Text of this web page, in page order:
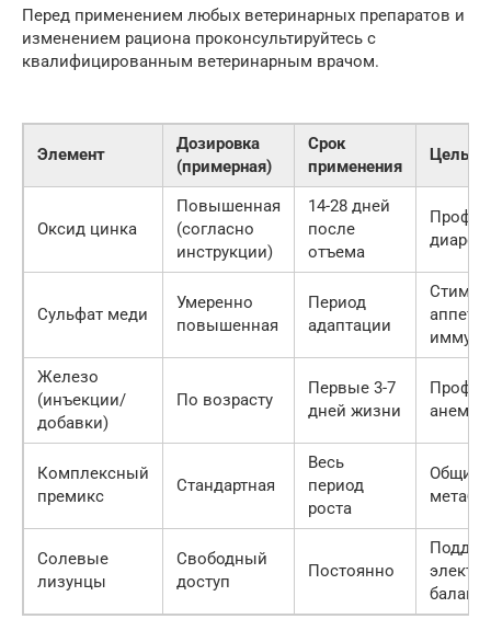
Перед применением любых ветеринарных препаратов и
изменением рациона проконсультируйтесь с
квалифицированным ветеринарным врачом.
Элемент
Дозировка
(примерная)
Срок
применения
Цель
Оксид цинка
Повышенная
(согласно
инструкции)
14-28 дней
после
отъема
Сульфат меди
Умеренно
повышенная
Период
адаптации
Железо
(инъекции/
добавки)
По возрасту
Первые 3-7
дней жизни
анемии
Комплексный
премикс
Стандартная
Весь
период
роста
Общий
Солевые
лизунцы
Свободный
доступ
Постоянно